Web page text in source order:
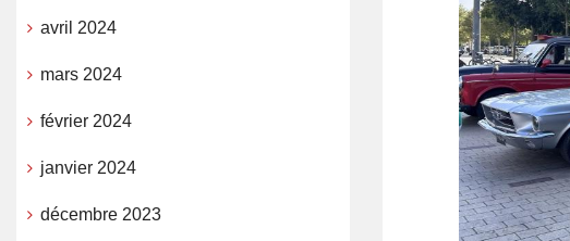
avril 2024
mars 2024
février 2024
janvier 2024
décembre 2023